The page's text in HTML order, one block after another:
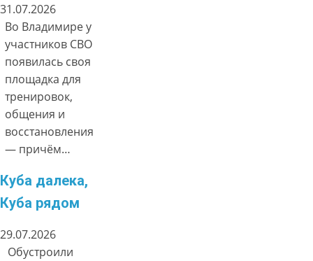
31.07.2026
Во Владимире у
участников СВО
появилась своя
площадка для
тренировок,
общения и
восстановления
— причём…
Куба далека,
Куба рядом
29.07.2026
Обустроили